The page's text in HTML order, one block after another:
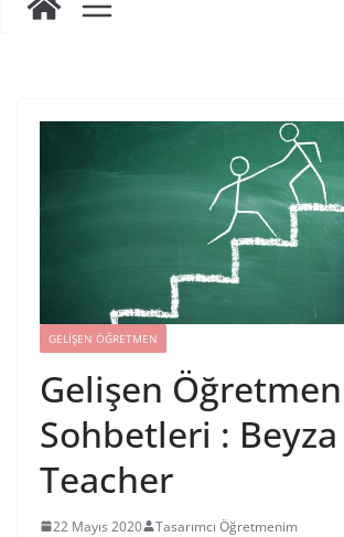
GELIŞEN ÖĞRETMEN
Gelişen Öğretmen
Sohbetleri : Beyza
Teacher
22 Mayıs 2020 Tasarımcı Öğretmenim